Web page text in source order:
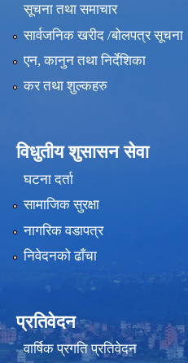
सूचना तथा समाचार
सार्वजनिक खरीद /बोलपत्र सूचना
एन, कानुन तथा निर्देशिका
कर तथा शुल्कहरु
विधुतीय शुसासन सेवा
घटना दर्ता
सामाजिक सुरक्षा
नागरिक वडापत्र
निवेदनको ढाँचा
प्रतिवेदन
वार्षिक प्रगति प्रतिवेदन